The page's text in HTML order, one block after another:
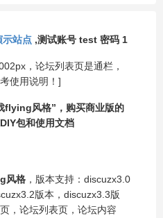
示站点 ,测试账号 test 密码 1
，论坛列表页是通栏，
使用说明！]
flying风格”，购买商业版的
包和使用文档
风格 ，版本支持：discuzx3.0
版本，discuzx3.3版
，论坛列表页，论坛内容